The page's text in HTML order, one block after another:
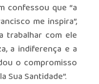
confessou que “a
me inspira”,
trabalhar com ele
a indiferença e a
o compromisso
Sua Santidade”.